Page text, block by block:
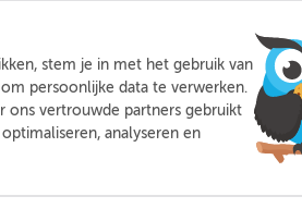
geheugen opfrissen of een
Slimleren kan je namelijk
Omdat de software zich
tempo en maakt hij of zij vanzelf
stem je in met het gebruik van
persoonlijke data te verwerken.
vertrouwde partners gebruikt
analyseren en